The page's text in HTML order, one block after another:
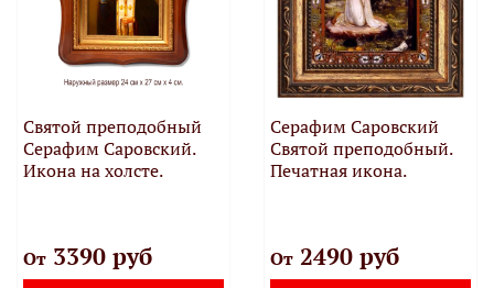
Святой преподобный
Серафим Саровский.
Икона на холсте.
От3390 руб
Серафим Саровский
Святой преподобный.
Печатная икона.
От2490 руб